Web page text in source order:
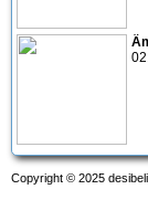
Copyright © 2025